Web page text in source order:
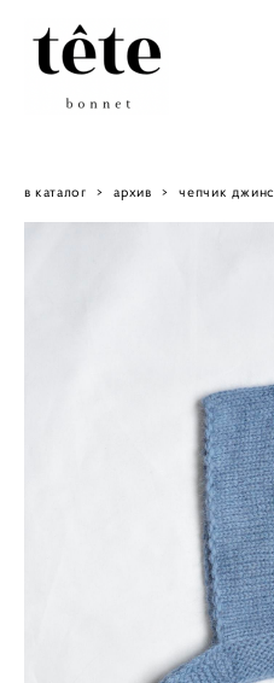
в каталог > архив > чепчик джинс